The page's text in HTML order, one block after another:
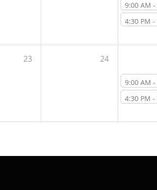
9:00 AM -
4:30 PM -
23 24
9:00 AM -
4:30 PM -